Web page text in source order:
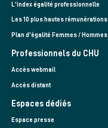
L'index égalité professionnelle
Les 10 plus hautes rémunérations
Plan d'égalité Femmes / Hommes
Professionnels du CHU
Accès webmail
Accès distant
Espaces dédiés
Espace presse